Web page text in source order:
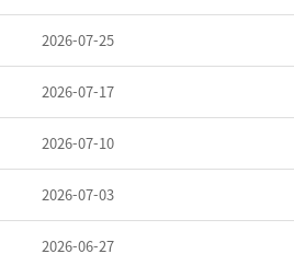
2026-07-25
2026-07-17
2026-07-10
2026-07-03
2026-06-27